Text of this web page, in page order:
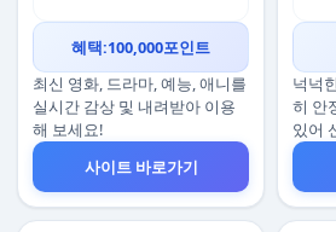
혜택:100,000포인트
최신 영화, 드라마, 예능, 애니를
실시간 감상 및 내려받아 이용
해 보세요!
사이트 바로가기
넉넉
히 안
있어